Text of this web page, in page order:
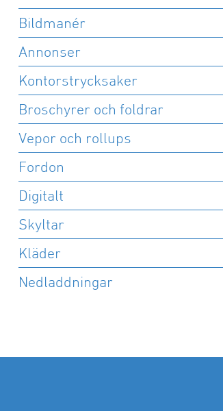
Bostadsrätter till salu
Tomter till salu
Förrådsplatser
Våra områden och fastigheter
Mora
Rättvik
Sälen
Byggservice privatpersoner
Försäkringsskador
Byggservice för företag
Reklamationer
Sälen
Malung
Vansbro
Offertförfrågan
Tidigare måleriprojekt
Bildmanér
Annonser
Kontorstrycksaker
Broschyrer och foldrar
Vepor och rollups
Fordon
Digitalt
Skyltar
Kläder
Nedladdningar